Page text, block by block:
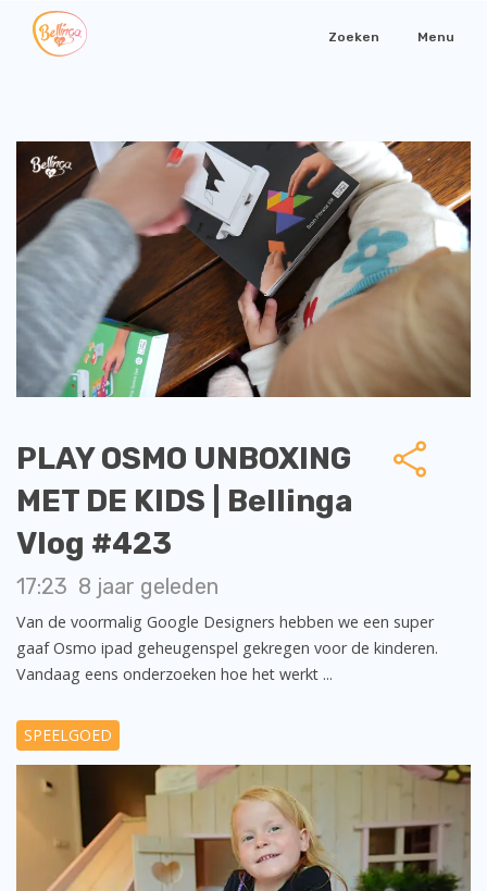
Zoeken Menu
PLAY OSMO UNBOXING
MET DE KIDS | Bellinga
Vlog #423
17:23 8 jaar geleden
Van de voormalig Google Designers hebben we een super
gaaf Osmo ipad geheugenspel gekregen voor de kinderen.
Vandaag eens onderzoeken hoe het werkt ...
SPEELGOED